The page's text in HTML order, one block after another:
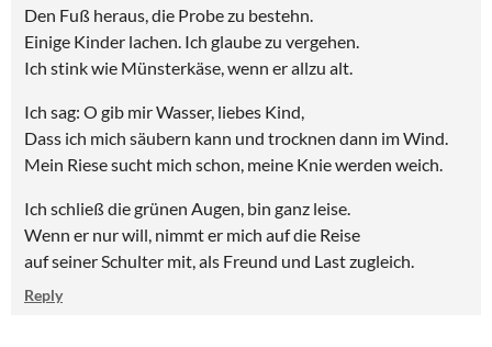
Den Fuß heraus, die Probe zu bestehn.
Einige Kinder lachen. Ich glaube zu vergehen.
Ich stink wie Münsterkäse, wenn er allzu alt.
Ich sag: O gib mir Wasser, liebes Kind,
Dass ich mich säubern kann und trocknen dann im Wind.
Mein Riese sucht mich schon, meine Knie werden weich.
Ich schließ die grünen Augen, bin ganz leise.
Wenn er nur will, nimmt er mich auf die Reise
auf seiner Schulter mit, als Freund und Last zugleich.
Reply